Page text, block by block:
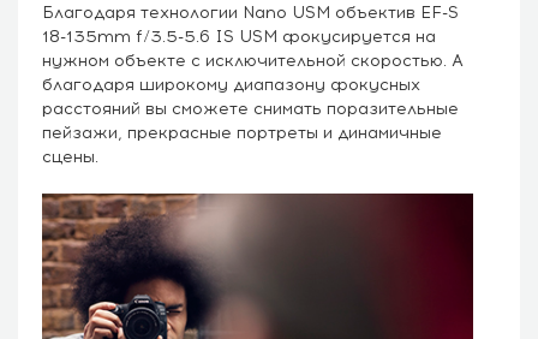
Благодаря технологии Nano USM объектив EF-S
18-135mm f/3.5-5.6 IS USM фокусируется на
нужном объекте с исключительной скоростью. А
благодаря широкому диапазону фокусных
расстояний вы сможете снимать поразительные
пейзажи, прекрасные портреты и динамичные
сцены.